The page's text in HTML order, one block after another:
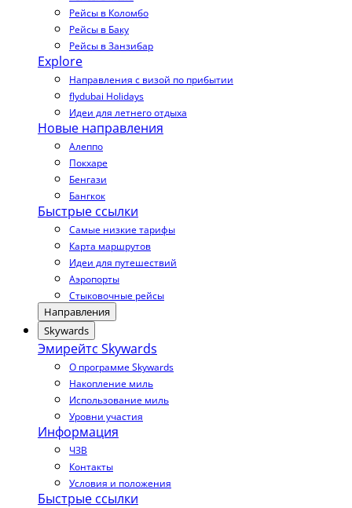
Рейсы в Коломбо
Рейсы в Баку
Рейсы в Занзибар
Explore
Направления с визой по прибытии
flydubai Holidays
Идеи для летнего отдыха
Новые направления
Алеппо
Покхаре
Бенгази
Бангкок
Быстрые ссылки
Самые низкие тарифы
Карта маршрутов
Идеи для путешествий
Аэропорты
Стыковочные рейсы
Направления
Skywards
Эмирейтс Skywards
О программе Skywards
Накопление миль
Использование миль
Уровни участия
Информация
ЧЗВ
Контакты
Условия и положения
Быстрые ссылки